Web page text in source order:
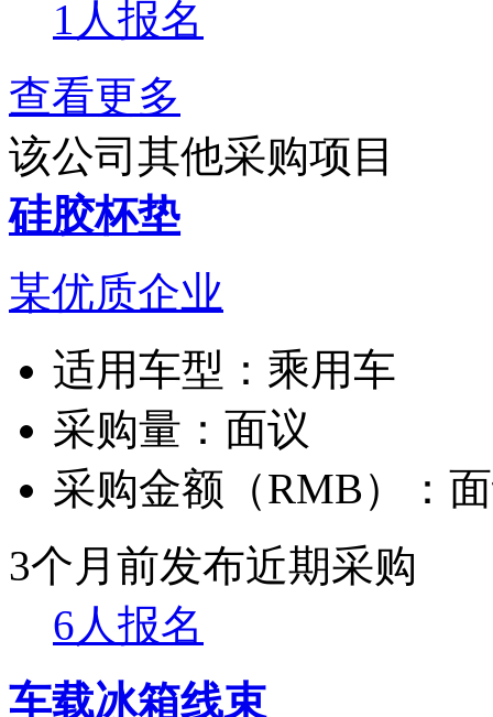
1人报名
查看更多
该公司其他采购项目
硅胶杯垫
某优质企业
适用车型： 乘用车
采购量： 面议
采购金额（RMB）：
3个月前发布近期采购
6人报名
车载冰箱线束